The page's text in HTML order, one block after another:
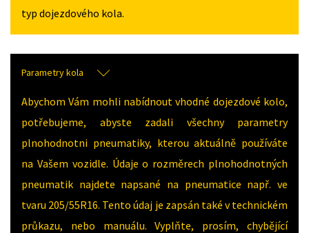
typ dojezdového kola.
Parametry kola
Abychom Vám mohli nabídnout vhodné dojezdové kolo,
potřebujeme, abyste zadali všechny parametry
plnohodnotni pneumatiky, kterou aktuálně používáte
na Vašem vozidle. Údaje o rozměrech plnohodnotných
pneumatik najdete napsané na pneumatice např. ve
tvaru 205/55R16. Tento údaj je zapsán také v technickém
průkazu, nebo manuálu. Vyplňte, prosím, chybějící